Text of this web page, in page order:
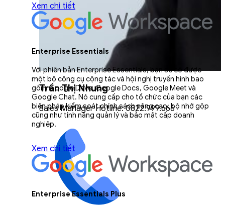
Trần Thị Nhung
Sales Manager Hotline: 0822.999.666
Xem chi tiết
Enterprise Essentials
Với phiên bản Enterprise Essentials, bạn sẽ có được
một bộ công cụ cộng tác và hội nghị truyền hình bao
gồm Google Drive, Google Docs, Google Meet và
Google Chat. Nó cung cấp cho tổ chức của bạn các
biện pháp kiểm soát chính sách nâng cao, bộ nhớ gộp
cũng như tính năng quản lý và bảo mật cấp doanh
nghiệp.
Xem chi tiết
Enterprise Essentials Plus